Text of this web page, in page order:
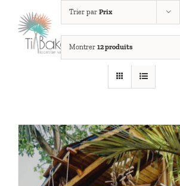
contenu
Trier par Prix
Montrer 12 produits